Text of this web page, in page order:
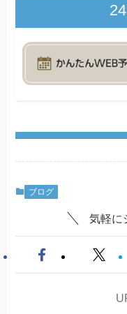
ブログ
気軽に